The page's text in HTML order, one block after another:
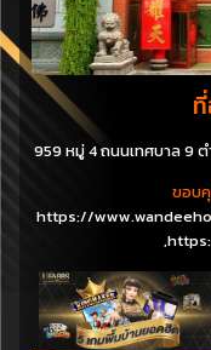
959 หมู่ 4 ถนนเทศบาล 9
ขอบ
https://